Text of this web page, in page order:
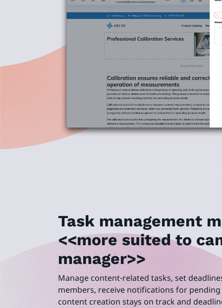
Task management
<<more suited to
manager>>
Manage content-related tasks, set
members, receive notifications for
content creation stays on track and